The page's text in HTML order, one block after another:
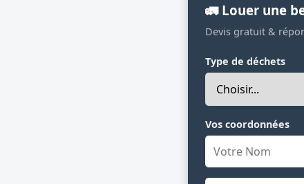
🚛 Louer une
Devis gratuit &
Type de déchets
Vos coordonnées